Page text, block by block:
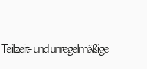
und unregelmäßige